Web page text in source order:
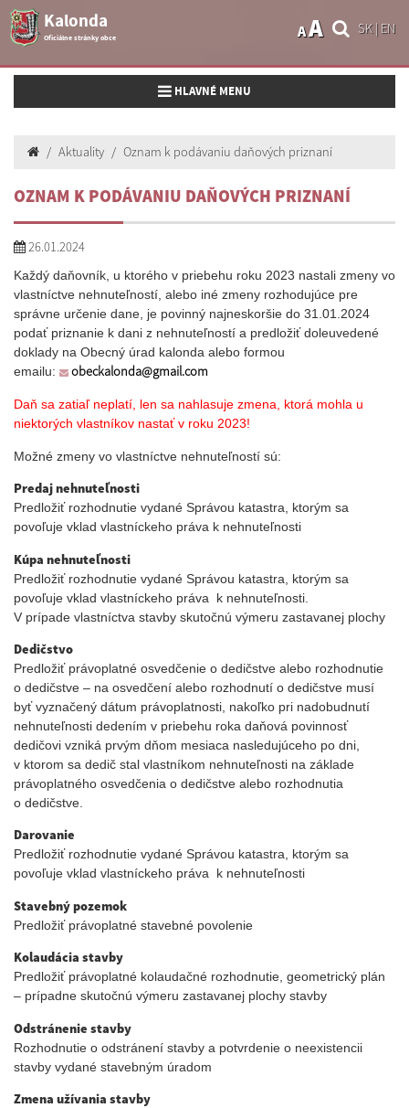
Kalonda
Oficiálne stránky obce
SK| EN
AA
Toggle navigation
HLAVNÉ MENU
Aktuality Oznam k podávaniu daňových priznaní
OZNAM K PODÁVANIU DAŇOVÝCH PRIZNANÍ
26.01.2024
Každý daňovník, u ktorého v priebehu roku 2023 nastali zmeny vo
vlastníctve nehnuteľností, alebo iné zmeny rozhodujúce pre
správne určenie dane, je povinný najneskoršie do 31.01.2024
podať priznanie k dani z nehnuteľností a predložiť doleuvedené
doklady na Obecný úrad kalonda alebo formou
emailu:
obeckalonda@gmail.com
Daň sa zatiaľ neplatí, len sa nahlasuje zmena, ktorá mohla u
niektorých vlastníkov nastať v roku 2023!
Možné zmeny vo vlastníctve nehnuteľností sú:
Predaj nehnuteľnosti
Predložiť rozhodnutie vydané Správou katastra, ktorým sa
povoľuje vklad vlastníckeho práva k nehnuteľnosti
Kúpa nehnuteľnosti
Predložiť rozhodnutie vydané Správou katastra, ktorým sa
povoľuje vklad vlastníckeho práva k nehnuteľnosti.
V prípade vlastníctva stavby skutočnú výmeru zastavanej plochy
Dedičstvo
Predložiť právoplatné osvedčenie o dedičstve alebo rozhodnutie
o dedičstve – na osvedčení alebo rozhodnutí o dedičstve musí
byť vyznačený dátum právoplatnosti, nakoľko pri nadobudnutí
nehnuteľnosti dedením v priebehu roka daňová povinnosť
dedičovi vzniká prvým dňom mesiaca nasledujúceho po dni,
v ktorom sa dedič stal vlastníkom nehnuteľnosti na základe
právoplatného osvedčenia o dedičstve alebo rozhodnutia
o dedičstve.
Darovanie
Predložiť rozhodnutie vydané Správou katastra, ktorým sa
povoľuje vklad vlastníckeho práva k nehnuteľnosti
Stavebný pozemok
Predložiť právoplatné stavebné povolenie
Kolaudácia stavby
Predložiť právoplatné kolaudačné rozhodnutie, geometrický plán
– prípadne skutočnú výmeru zastavanej plochy stavby
Odstránenie stavby
Rozhodnutie o odstránení stavby a potvrdenie o neexistencii
stavby vydané stavebným úradom
Zmena užívania stavby